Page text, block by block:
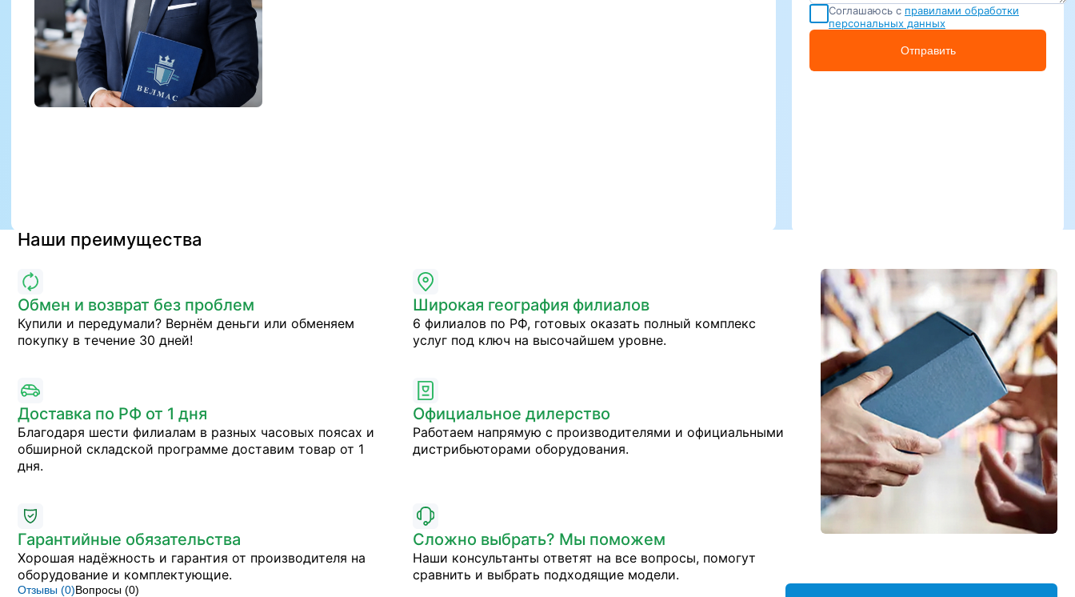
Соглашаюсь с правилами обработки
персональных данных
Отправить
Наши преимущества
Обмен и возврат без проблем
Купили и передумали? Вернём деньги или обменяем
покупку в течение 30 дней!
Широкая география филиалов
6 филиалов по РФ, готовых оказать полный комплекс
услуг под ключ на высочайшем уровне.
Доставка по РФ от 1 дня
Благодаря шести филиалам в разных часовых поясах и
обширной складской программе доставим товар от 1
дня.
Официальное дилерство
Работаем напрямую с производителями и официальными
дистрибьюторами оборудования.
Гарантийные обязательства
Хорошая надёжность и гарантия от производителя на
оборудование и комплектующие.
Сложно выбрать? Мы поможем
Наши консультанты ответят на все вопросы, помогут
сравнить и выбрать подходящие модели.
Отзывы (0)Вопросы (0)